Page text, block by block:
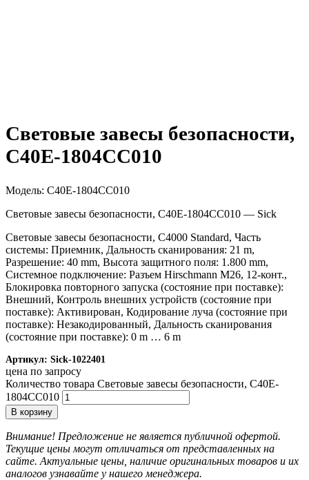
Световые завесы безопасности,
C40E-1804CC010
Модель: C40E-1804CC010
Световые завесы безопасности, C40E-1804CC010 — Sick
Световые завесы безопасности, C4000 Standard, Часть
системы: Приемник, Дальность сканирования: 21 m,
Разрешение: 40 mm, Высота защитного поля: 1.800 mm,
Системное подключение: Разъем Hirschmann M26, 12-конт.,
Блокировка повторного запуска (состояние при поставке):
Внешний, Контроль внешних устройств (состояние при
поставке): Активирован, Кодирование луча (состояние при
поставке): Незакодированный, Дальность сканирования
(состояние при поставке): 0 m … 6 m
Артикул: Sick-1022401
цена по запросу
Количество товара Световые завесы безопасности, C40E-
1804CC010
В корзину
Внимание! Предложение не является публичной офертой.
Текущие цены могут отличаться от представленных на
сайте. Актуальные цены, наличие оригинальных товаров и их
аналогов узнавайте у нашего менеджера.